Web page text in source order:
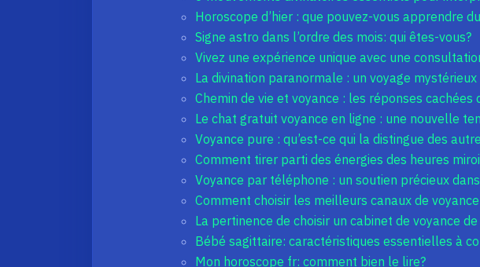
Horoscope d’hier : que pouvez-vous apprendre
Signe astro dans l’ordre des mois: qui êtes-vous?
Vivez une expérience unique avec une
La divination paranormale : un voyage mystérieux
Chemin de vie et voyance : les réponses cachées
Le chat gratuit voyance en ligne : une nouvelle
Voyance pure : qu’est-ce qui la distingue des
Comment tirer parti des énergies des heures
Voyance par téléphone : un soutien précieux
Comment choisir les meilleurs canaux de
La pertinence de choisir un cabinet de voyance
Bébé sagittaire: caractéristiques essentielles à
Mon horoscope fr: comment bien le lire?